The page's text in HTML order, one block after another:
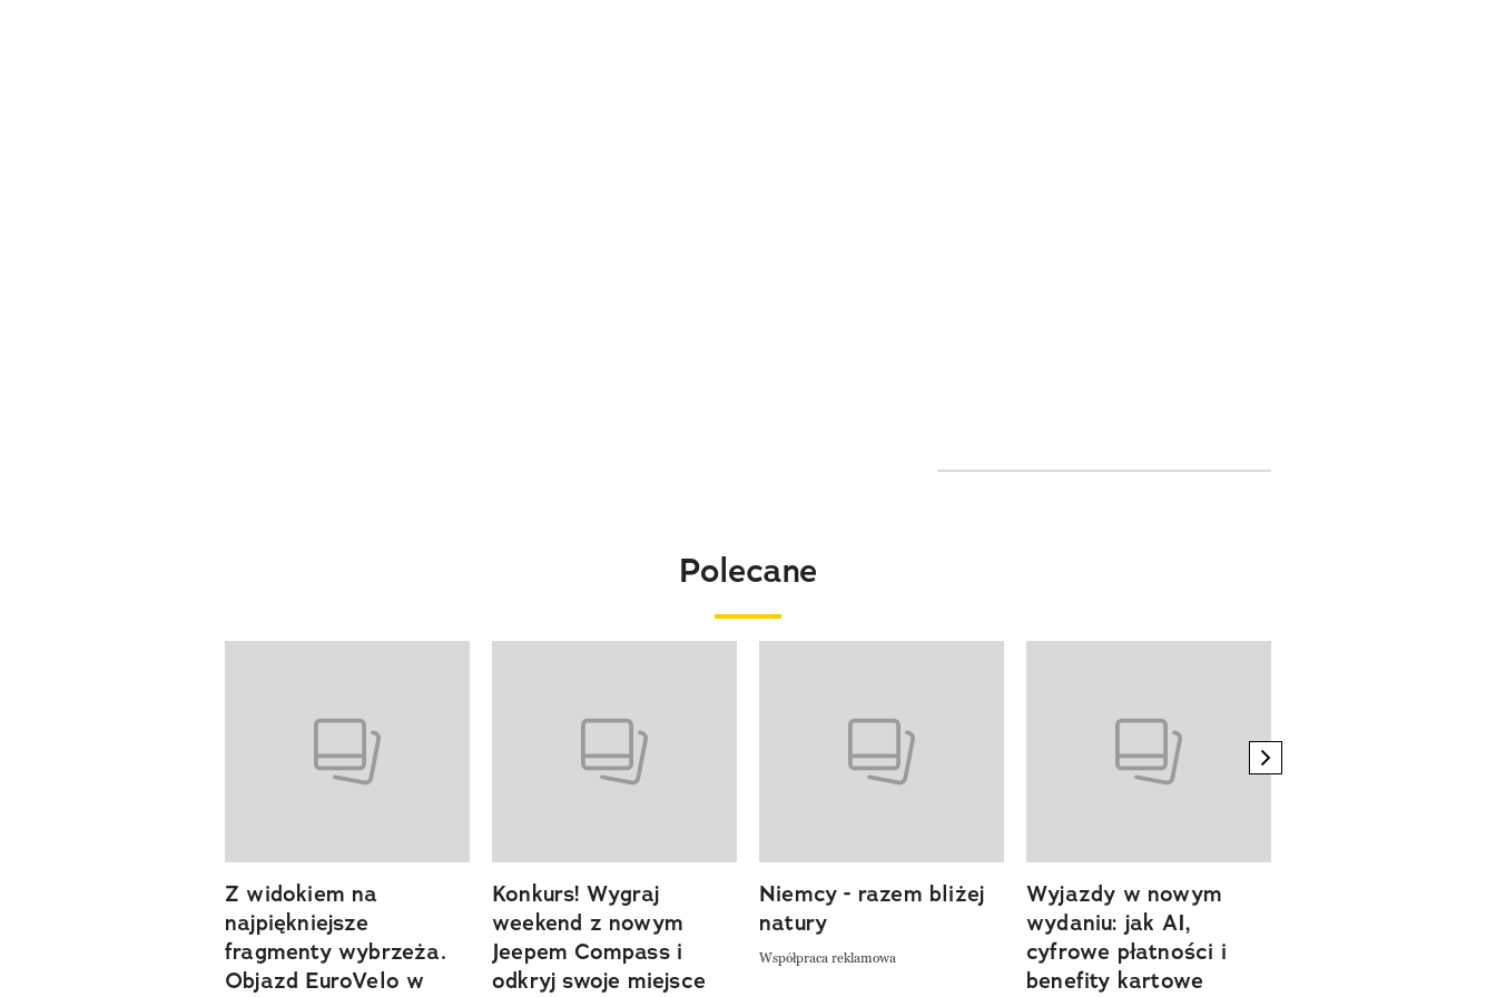
Polecane
previous element
Z widokiem na
najpiękniejsze
fragmenty wybrzeża.
Objazd EuroVelo w
Konkurs! Wygraj
weekend z nowym
Jeepem Compass i
odkryj swoje miejsce
Niemcy - razem bliżej
natury
Współpraca reklamowa
Wyjazdy w nowym
wydaniu: jak AI,
cyfrowe płatności i
benefity kartowe
next element